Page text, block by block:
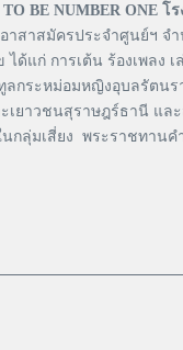
BE NUMBER ONE โ
าสาสมัครประจำศูนย์ฯ
ได้แก่ การเต้น ร้องเพล
ลกระหม่อมหญิงอุบลรัต
ยาวชนสุราษฎร์ธานี แ
กลุ่มเสี่ยง พระราชทาน